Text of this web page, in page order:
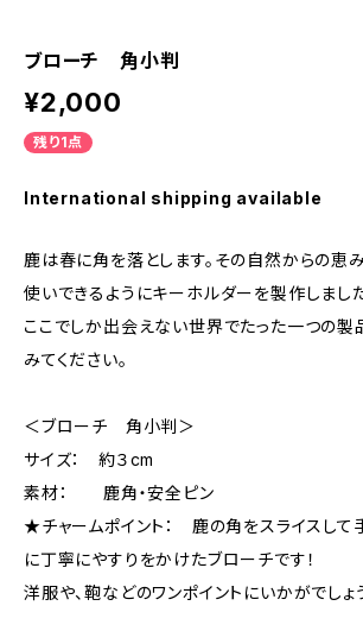
ブローチ 角小判
¥2,000
残り1点
International shipping available
鹿は春に角を落とします。その自然からの恵
使いできるようにキーホルダーを製作しました
ここでしか出会えない世界でたった一つの製
みてください。
＜ブローチ 角小判＞
サイズ： 約３cm
素材： 鹿角・安全ピン
★チャームポイント： 鹿の角をスライスして
に丁寧にやすりをかけたブローチです！
洋服や、鞄などのワンポイントにいかがでしょ